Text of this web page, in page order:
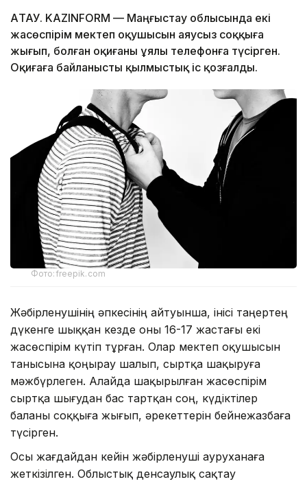
АҚТАУ. KAZINFORM — Маңғыстау облысында екі
жасөспірім мектеп оқушысын аяусыз соққыға
жығып, болған оқиғаны ұялы телефонға түсірген.
Оқиғаға байланысты қылмыстық іс қозғалды.
Фото:freepik.com
Жәбірленушінің әпкесінің айтуынша, інісі таңертең
дүкенге шыққан кезде оны 16-17 жастағы екі
жасөспірім күтіп тұрған. Олар мектеп оқушысын
танысына қоңырау шалып, сыртқа шақыруға
мәжбүрлеген. Алайда шақырылған жасөспірім
сыртқа шығудан бас тартқан соң, күдіктілер
баланы соққыға жығып, әрекеттерін бейнежазбаға
түсірген.
Осы жағдайдан кейін жәбірленуші ауруханаға
жеткізілген. Облыстық денсаулық сақтау